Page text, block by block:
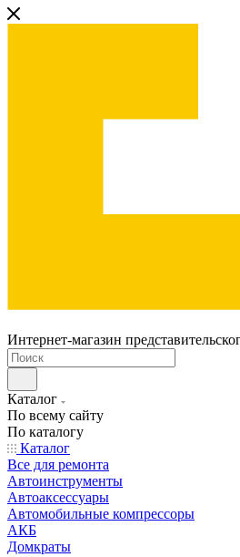
Интернет-магазин
Каталог
По всему сайту
По каталогу
Каталог
Все для ремонта
Автоинструменты
Автоаксессуары
Автомобильные компрессоры
АКБ
Домкраты